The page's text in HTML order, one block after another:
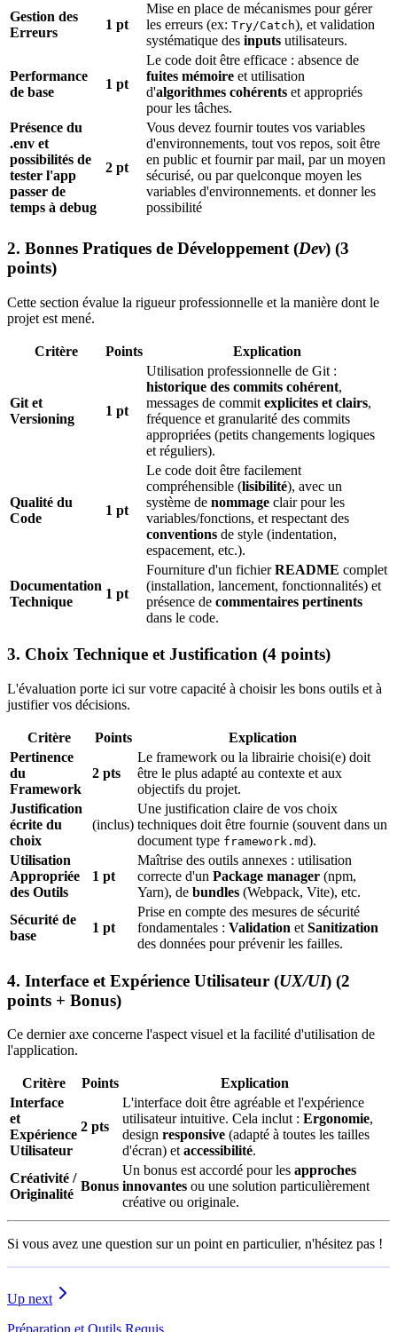
Gestion des
Erreurs
1 pt
Mise en place de mécanismes pour gérer
les erreurs (ex: Try/Catch), et validation
systématique des inputs utilisateurs.
Performance
de base
1 pt
Le code doit être efficace : absence de
fuites mémoire et utilisation
d'algorithmes cohérents et appropriés
pour les tâches.
Présence du
.env et
possibilités de
tester l'app
passer de
temps à debug
2 pt
Vous devez fournir toutes vos variables
d'environnements, tout vos repos, soit être
en public et fournir par mail, par un moyen
sécurisé, ou par quelconque moyen les
variables d'environnements. et donner les
possibilité
2. Bonnes Pratiques de Développement (Dev) (3
points)
Cette section évalue la rigueur professionnelle et la manière dont le
projet est mené.
Critère Points Explication
Git et
Versioning
1 pt
Utilisation professionnelle de Git :
historique des commits cohérent,
messages de commit explicites et clairs,
fréquence et granularité des commits
appropriées (petits changements logiques
et réguliers).
Qualité du
Code
1 pt
Le code doit être facilement
compréhensible (lisibilité), avec un
système de nommage clair pour les
variables/fonctions, et respectant des
conventions de style (indentation,
espacement, etc.).
Documentation
Technique
1 pt
Fourniture d'un fichierREADME complet
(installation, lancement, fonctionnalités) et
présence de commentaires pertinents
dans le code.
3. Choix Technique et Justification (4 points)
L'évaluation porte ici sur votre capacité à choisir les bons outils et à
justifier vos décisions.
Critère Points
Explication
Pertinence
du
Framework
2 pts
Le framework ou la librairie choisi(e) doit
être le plus adapté au contexte et aux
objectifs du projet.
Justification
écrite du
choix
(inclus)
Une justification claire de vos choix
techniques doit être fournie (souvent dans un
document type framework.md).
Utilisation
Appropriée
des Outils
1 pt
Maîtrise des outils annexes : utilisation
correcte d'un Package manager (npm,
Yarn), de bundles (Webpack, Vite), etc.
Sécurité de
base
1 pt
Prise en compte des mesures de sécurité
fondamentales : Validation et Sanitization
des données pour prévenir les failles.
4. Interface et Expérience Utilisateur (UX/UI) (2
points + Bonus)
Ce dernier axe concerne l'aspect visuel et la facilité d'utilisation de
l'application.
Critère Points
Explication
Interface
et
Expérience
Utilisateur
2 pts
L'interface doit être agréable et l'expérience
utilisateur intuitive. Cela inclut : Ergonomie,
design responsive (adapté à toutes les tailles
d'écran) et accessibilité.
Créativité /
Originalité
Bonus
Un bonus est accordé pour les approches
innovantes ou une solution particulièrement
créative ou originale.
Si vous avez une question sur un point en particulier, n'hésitez pas !
Up next